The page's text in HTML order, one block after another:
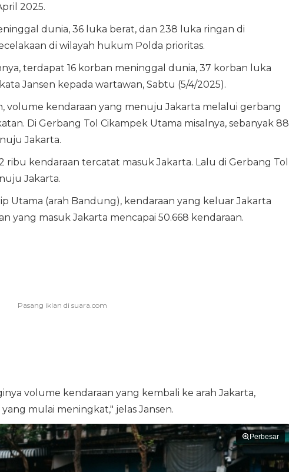
2025.
dunia, 36 luka berat, dan 238 luka ringan di
di wilayah hukum Polda prioritas.
terdapat 16 korban meninggal dunia, 37 korban luka
Jansen kepada wartawan, Sabtu (5/4/2025).
volume kendaraan yang menuju Jakarta melalui gerbang
Di Gerbang Tol Cikampek Utama misalnya, sebanyak 88
Jakarta.
ribu kendaraan tercatat masuk Jakarta. Lalu di Gerbang Tol
Jakarta.
Utama (arah Bandung), kendaraan yang keluar Jakarta
yang masuk Jakarta mencapai 50.668 kendaraan.
volume kendaraan yang kembali ke arah Jakarta,
yang mulai meningkat," jelas Jansen.
Perbesar